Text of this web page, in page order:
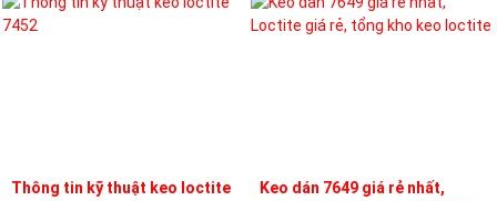
Thông tin kỹ thuật keo loctite
Keo dán 7649 giá rẻ nhất,